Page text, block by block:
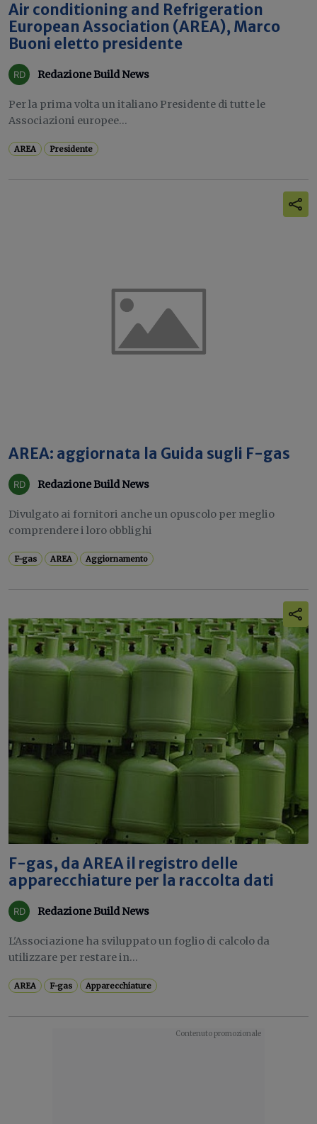
Air conditioning and Refrigeration
European Association (AREA), Marco
Buoni eletto presidente
Redazione Build News
Per la prima volta un italiano Presidente di tutte le
Associazioni europee...
AREA Presidente
AREA: aggiornata la Guida sugli F-gas
Redazione Build News
Divulgato ai fornitori anche un opuscolo per meglio
comprendere i loro obblighi
F-gas AREA Aggiornamento
F-gas, da AREA il registro delle
apparecchiature per la raccolta dati
Redazione Build News
L'Associazione ha sviluppato un foglio di calcolo da
utilizzare per restare in...
AREA F-gas Apparecchiature